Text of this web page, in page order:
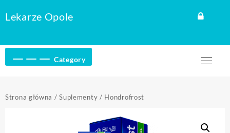
toLekarze Opole
Category
Strona główna /Suplementy / Hondrofrost